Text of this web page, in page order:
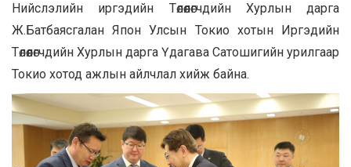
Нийслэлийн иргэдийн Төлөөлөгчдийн Хурлын дарга
Ж.Батбаясгалан Япон Улсын Токио хотын Иргэдийн
Төлөөлөгчдийн Хурлын дарга Үдагава Сатошигийн урилгаар
Токио хотод ажлын айлчлал хийж байна.